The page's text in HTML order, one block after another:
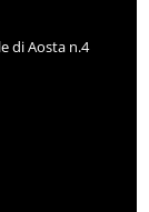
di Aosta n.4